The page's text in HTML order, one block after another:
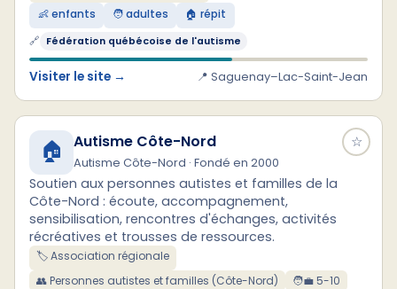
👶 enfants
🧑 adultes 🏠 répit
🔗 Fédération québécoise de l'autisme
Visiter le site → 📍 Saguenay–Lac-Saint-Jean
☆
🏠 Autisme Côte-Nord
Autisme Côte-Nord · Fondé en 2000
Soutien aux personnes autistes et familles de la
Côte-Nord : écoute, accompagnement,
sensibilisation, rencontres d'échanges, activités
récréatives et trousses de ressources.
🏷️ Association régionale
👥 Personnes autistes et familles (Côte-Nord)
🧑‍💼 5-10